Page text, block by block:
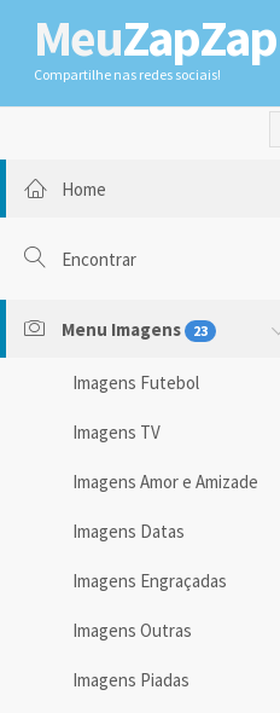
MeuZapZap
Compartilhe nas redes sociais!
Home
Encontrar
Menu Imagens 23
Imagens Futebol
Imagens TV
Imagens Amor e Amizade
Imagens Datas
Imagens Engraçadas
Imagens Outras
Imagens Piadas